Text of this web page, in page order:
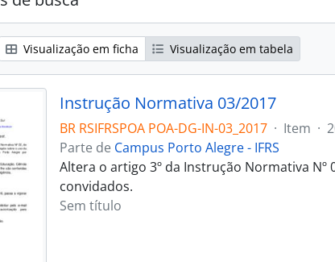
Visualização em ficha Visualização em tabela
Instrução Normativa 03/2017
BR RSIFRSPOA POA-DG-IN-03_2017 · Item ·
Parte de Campus Porto Alegre - IFRS
Altera o artigo 3º da Instrução Normativa
convidados.
Sem título